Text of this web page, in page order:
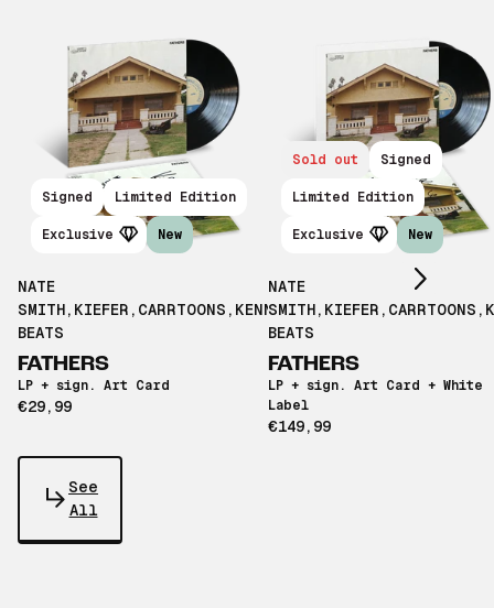
Signed Limited Edition
Exclusive New
NATE
SMITH, KIEFER , CARRTOONS , KENNY
BEATS
FATHERS
LP + sign. Art Card
€29,99
Sold out Signed
Limited Edition
Exclusive New
NATE
SMITH, KIEFER , CARRTOONS ,
BEATS
FATHERS
LP + sign. Art Card + White
Label
€149,99
Scroll right
See
All